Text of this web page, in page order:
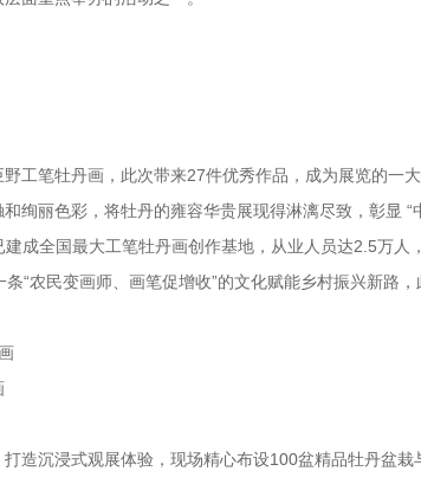
工笔牡丹画，此次带来27件优秀作品，成为展览的一
绚丽色彩，将牡丹的雍容华贵展现得淋漓尽致，彰显
建成全国最大工笔牡丹画创作基地，从业人员达2.5万
“农民变画师、画笔促增收”的文化赋能乡村振兴新路
造沉浸式观展体验，现场精心布设100盆精品牡丹盆